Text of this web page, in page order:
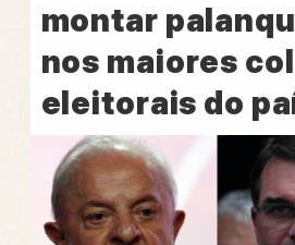
montar
nos maiores
eleitorais do